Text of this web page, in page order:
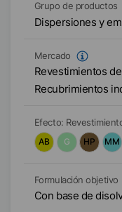
Grupo de productos
Dispersiones y
Mercado
Revestimientos
Recubrimientos
Efecto:
AB
G HP MM
Formulación objetivo
Con base de